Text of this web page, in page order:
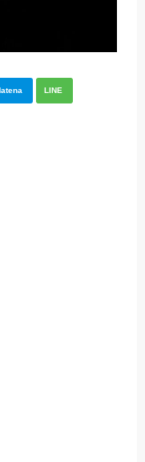
LINE